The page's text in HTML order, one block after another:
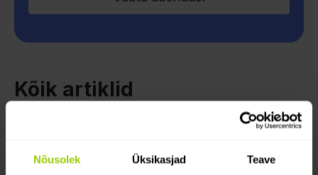
Nõusolek Üksikasjad Teave
Kõik artiklid